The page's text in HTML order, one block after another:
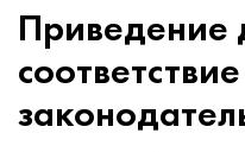
Приведение